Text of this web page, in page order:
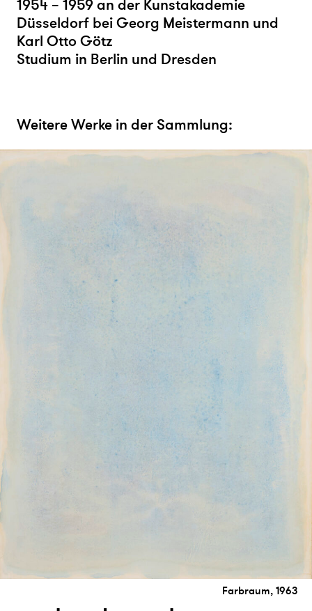
1954 – 1959 an der Kunstakademie
Düsseldorf bei Georg Meistermann und
Karl Otto Götz
Studium in Berlin und Dresden
Weitere Werke in der Sammlung:
Farbraum, 1963